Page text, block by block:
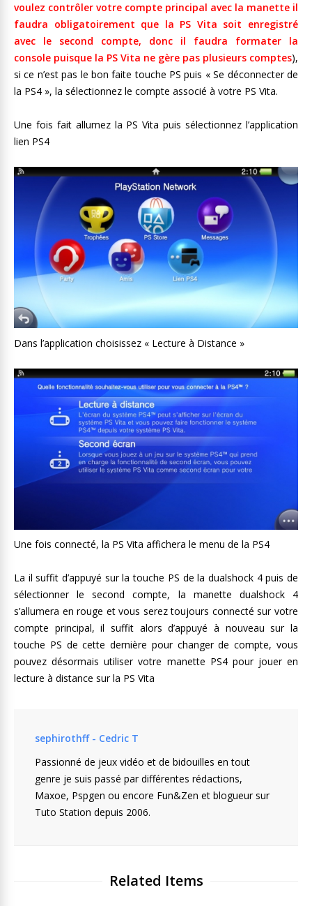
voulez contrôler votre compte principal avec la manette il
faudra obligatoirement que la PS Vita soit enregistré
avec le second compte, donc il faudra formater la
console puisque la PS Vita ne gère pas plusieurs comptes),
si ce n’est pas le bon faite touche PS puis « Se déconnecter de
la PS4 », la sélectionnez le compte associé à votre PS Vita.
Une fois fait allumez la PS Vita puis sélectionnez l’application
lien PS4
Dans l’application choisissez « Lecture à Distance »
Une fois connecté, la PS Vita affichera le menu de la PS4
La il suffit d’appuyé sur la touche PS de la dualshock 4 puis de
sélectionner le second compte, la manette dualshock 4
s’allumera en rouge et vous serez toujours connecté sur votre
compte principal, il suffit alors d’appuyé à nouveau sur la
touche PS de cette dernière pour changer de compte, vous
pouvez désormais utiliser votre manette PS4 pour jouer en
lecture à distance sur la PS Vita
sephirothff - Cedric T
Passionné de jeux vidéo et de bidouilles en tout
genre je suis passé par différentes rédactions,
Maxoe, Pspgen ou encore Fun&Zen et blogueur sur
Tuto Station depuis 2006.
Related Items